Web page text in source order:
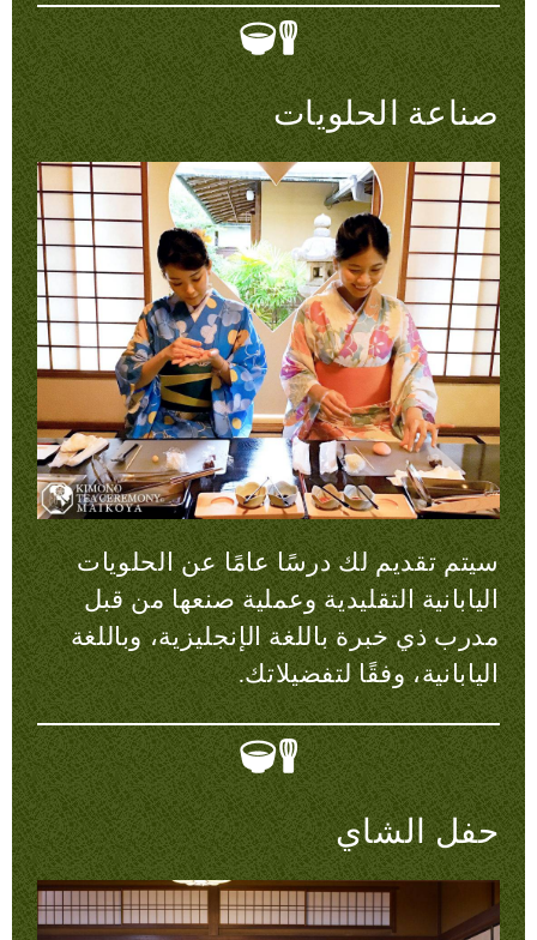
صناعة الحلويات
سيتم تقديم لك درسًا عامًا عن الحلويات
اليابانية التقليدية وعملية صنعها من قبل
مدرب ذي خبرة باللغة الإنجليزية، وباللغة
اليابانية، وفقًا لتفضيلاتك.
حفل الشاي